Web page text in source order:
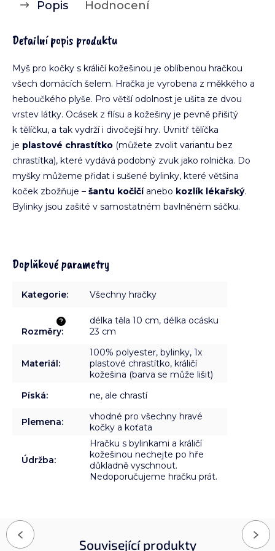
Popis Hodnocení
Detailní popis produktu
Myš pro kočky s králičí kožešinou je oblíbenou hračkou
všech domácích šelem. Hračka je vyrobena z měkkého a
heboučkého plyše. Pro větší odolnost je ušita ze dvou
vrstev látky. Ocásek z flísu a kožešiny je pevně přišitý
k tělíčku, a tak vydrží i divočejší hry. Uvnitř tělíčka
je plastové chrastítko (můžete zvolit variantu bez
chrastítka), které vydává podobný zvuk jako rolnička. Do
myšky můžeme přidat i sušené bylinky, které většina
koček zbožňuje – šantu kočičíanebo kozlík lékařský.
Bylinky jsou zašité v samostatném bavlněném sáčku.
Doplňkové parametry
Kategorie: Všechny hračky
?
Rozměry:
délka těla 10 cm, délka ocásku
23 cm
Materiál:
100% polyester, bylinky, 1x
plastové chrastítko, králičí
kožešina (barva se může lišit)
Píská: ne, ale chrastí
Plemena:
vhodné pro všechny hravé
kočky a koťata
Údržba:
Hračku s bylinkami a králičí
kožešinou nechejte po hře
důkladně vyschnout.
Nedoporučujeme hračku prát.
Související produkty
Previous Next